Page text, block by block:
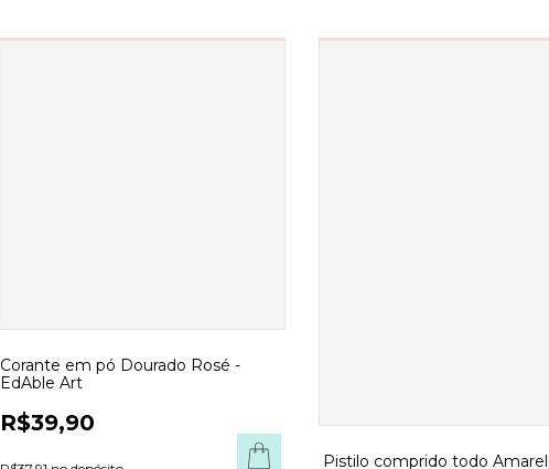
Corante em pó Dourado Rosé -
EdAble Art
R$39,90
Pistilo comprido todo